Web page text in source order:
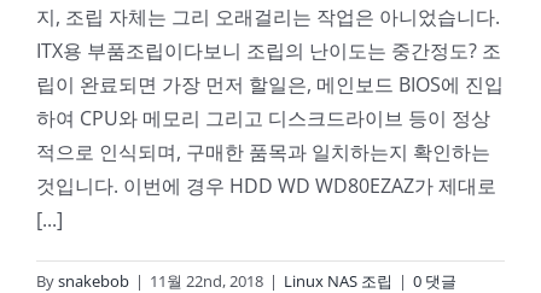
지, 조립 자체는 그리 오래걸리는 작업은 아니었습니다.
ITX용 부품조립이다보니 조립의 난이도는 중간정도? 조
립이 완료되면 가장 먼저 할일은, 메인보드 BIOS에 진입
하여 CPU와 메모리 그리고 디스크드라이브 등이 정상
적으로 인식되며, 구매한 품목과 일치하는지 확인하는
것입니다. 이번에 경우 HDD WD WD80EZAZ가 제대로
[...]
Bysnakebob | 11월 22nd, 2018 | Linux NAS 조립 | 0 댓글